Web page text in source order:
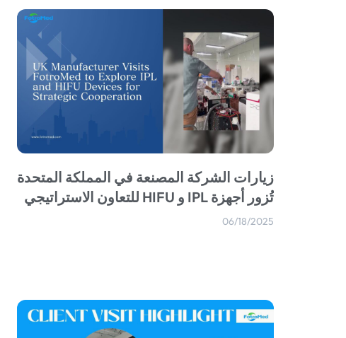
زيارات الشركة المصنعة في المملكة المتحدة
تُزور أجهزة IPL و HIFU للتعاون الاستراتيجي
06/18/2025